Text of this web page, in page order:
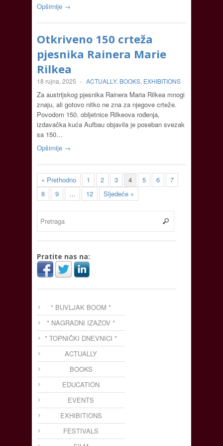
Opširnije →
Otkriveno 150 crteža
pjesnika Rainera Marie
Rilkea
18 rujna, 2025 - ACTUALLY, BOOKS, EXHIBITIONS
Za austrijskog pjesnika Rainera Maria Rilkea mnogi
znaju, ali gotovo nitko ne zna za njegove crteže.
Povodom 150. obljetnice Rilkeova rođenja,
izdavačka kuća Aufbau objavila je poseban svezak
sa 150…
Opširnije →
« Prethodno 1 2 3 4 5 6
7
8
9 … 12 Sljedeće »
Pratite nas na:
* BUVLJAK BOOM *
* NAGRADNI IZAZOV *
* TOPNIČKI DNEVNICI *
ACTUALLY
BOOKS
EDUCATION
EVENTS
EXHIBITIONS
FESTIVALS